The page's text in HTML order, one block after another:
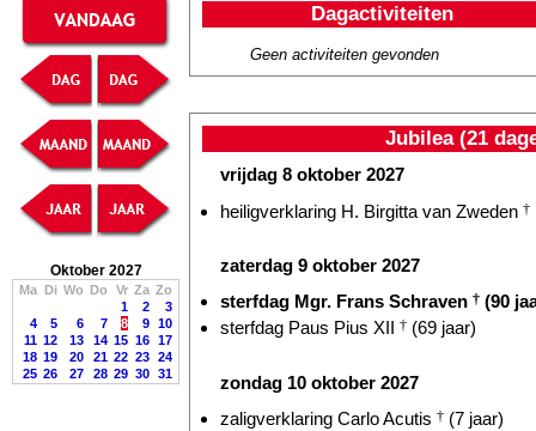
Oktober 2027
Ma Di Wo Do Vr Za Zo
1
2
3
4
5 6 7 8 9 10
11 12 13 14 15 16 17
18 19 20 21 22 23 24
25 26 27 28 29 30 31
Dagactiviteiten
Geen activiteiten gevonden
Jubilea (21
vrijdag 8 oktober 2027
heiligverklaring H. Birgitta van Zweden †
zaterdag 9 oktober 2027
sterfdag Mgr. Frans Schraven † (90
sterfdag Paus Pius XII † (69 jaar)
zondag 10 oktober 2027
zaligverklaring Carlo Acutis † (7 jaar)